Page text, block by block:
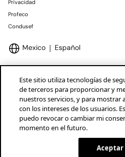
Privacidad
Profeco
Condusef
Mexico Español
Marcas Tendam
Este sitio utiliza tecnologías de
de terceros para proporcionar y
nuestros servicios, y para mostrar
con los intereses de los usuarios.
puedo revocar o cambiar mi
momento en el futuro.
Aceptar